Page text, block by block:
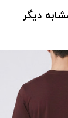
دیگر